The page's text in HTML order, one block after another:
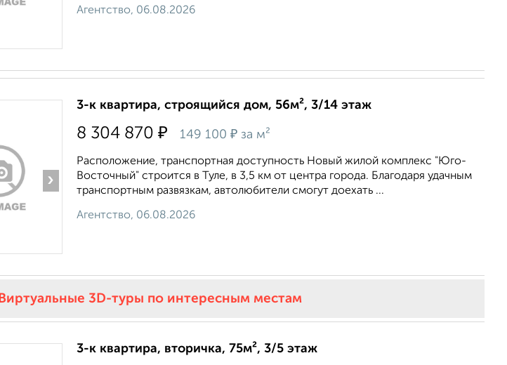
Агентство, 06.08.2026
›
3-к квартира, строящийся дом, 56м², 3/14 этаж
8 304 870 ₽ 149 100 ₽ за м²
Расположение, транспортная доступность Новый жилой комплекс "Юго-
Восточный" строится в Туле, в 3,5 км от центра города. Благодаря удачным
транспортным развязкам, автолюбители смогут доехать ...
Агентство, 06.08.2026
Виртуальные 3D-туры по интересным местам
3-к квартира, вторичка, 75м², 3/5 этаж